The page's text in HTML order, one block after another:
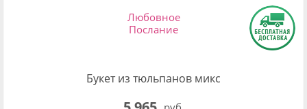
Любовное
Послание
Букет из тюльпанов микс